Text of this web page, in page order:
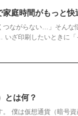
庭時間がもっと快
つながらない…」そん
ざ印刷したいときに
とは何？
。 僕は仮想通貨（暗号